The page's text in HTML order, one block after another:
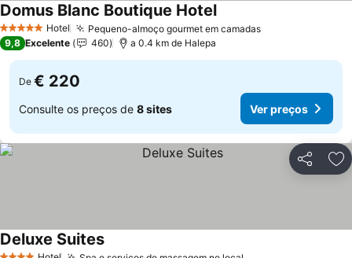
5 Estrelas Hotel Pequeno-almoço gourmet em camadasVer preços
Domus Blanc Boutique HotelVer preços
9,8 Excelente 460 a 0.4 km de Halepa
De € 220
Consulte os preços de 8 sites Ver preços
Partilhar
Deluxe SuitesVer preços